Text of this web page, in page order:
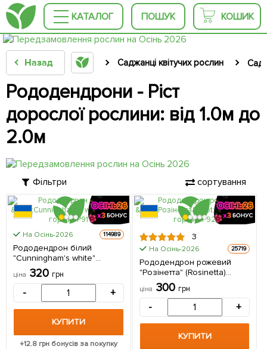
КАТАЛОГ ПОШУК КОШИК
Назад Саджанці квітучих рослин
Рододендрони - Ріст
дорослої рослини: від 1.0м до
2.0м
Фільтри сортування
На Осінь-2026 114989
Рододендрон білий
"Cunningham's white"
горщик Р9 1 саджанець в
упаковці
ціна 320 грн
- +
КУПИТИ
+12.8 грн бонусів за покупку
3
На Осінь-2026 25719
Рододендрон рожевий
"Розінетта" (Rosinetta)
горщик Р9 1 саджанець в
упаковці
ціна 300 грн
- +
КУПИТИ